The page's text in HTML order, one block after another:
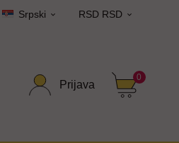
Srpski  RSD RSD 
Prijava
0